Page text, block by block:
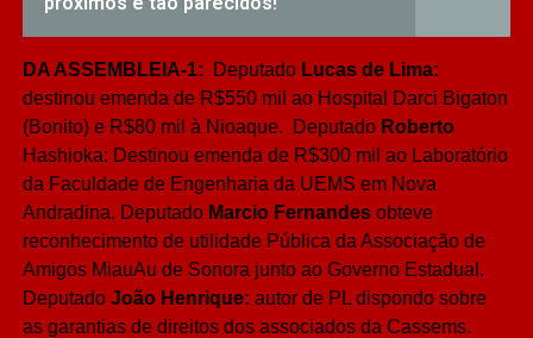
DA ASSEMBLEIA-1: Deputado Lucas de Lima:
destinou emenda de R$550 mil ao Hospital Darci Bigaton
(Bonito) e R$80 mil à Nioaque. Deputado Roberto
Hashioka: Destinou emenda de R$300 mil ao Laboratório
da Faculdade de Engenharia da UEMS em Nova
Andradina. Deputado Marcio Fernandesobteve
reconhecimento de utilidade Pública da Associação de
Amigos MiauAu de Sonora junto ao Governo Estadual.
Deputado João Henrique: autor de PL dispondo sobre
as garantias de direitos dos associados da Cassems.